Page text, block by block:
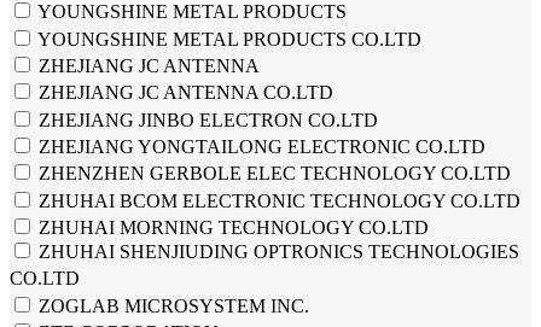
YOUNGSHINE METAL PRODUCTS
YOUNGSHINE METAL PRODUCTS CO.LTD
ZHEJIANG JC ANTENNA
ZHEJIANG JC ANTENNA CO.LTD
ZHEJIANG JINBO ELECTRON CO.LTD
ZHEJIANG YONGTAILONG ELECTRONIC CO.LTD
ZHENZHEN GERBOLE ELEC TECHNOLOGY CO.LTD
ZHUHAI BCOM ELECTRONIC TECHNOLOGY CO.LTD
ZHUHAI MORNING TECHNOLOGY CO.LTD
ZHUHAI SHENJIUDING OPTRONICS TECHNOLOGIES
CO.LTD
ZOGLAB MICROSYSTEM INC.